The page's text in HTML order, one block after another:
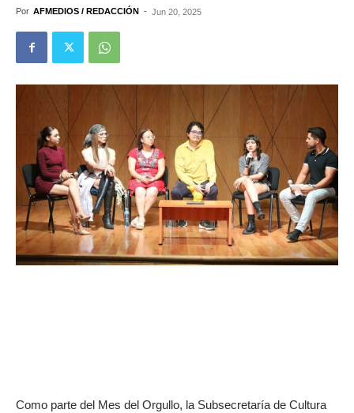
Por AFMEDIOS / REDACCIÓN - Jun 20, 2025
Como parte del Mes del Orgullo, la Subsecretaría de Cultura